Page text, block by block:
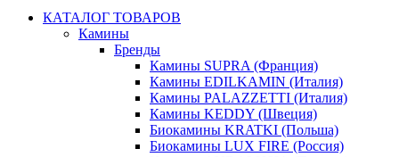
КАТАЛОГ ТОВАРОВ
Камины
Бренды
Камины SUPRA (Франция)
Камины EDILKAMIN (Италия)
Камины PALAZZETTI (Италия)
Камины KEDDY (Швеция)
Биокамины KRATKI (Польша)
Биокамины LUX FIRE (Россия)